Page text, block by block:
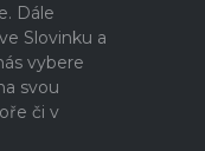
Dále
Slovinku a
vybere
svou
či v